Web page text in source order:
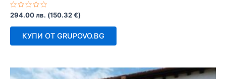
Оценено
с
0
294.00лв. (150.32€)
КУПИ ОТ GRUPOVO.BG